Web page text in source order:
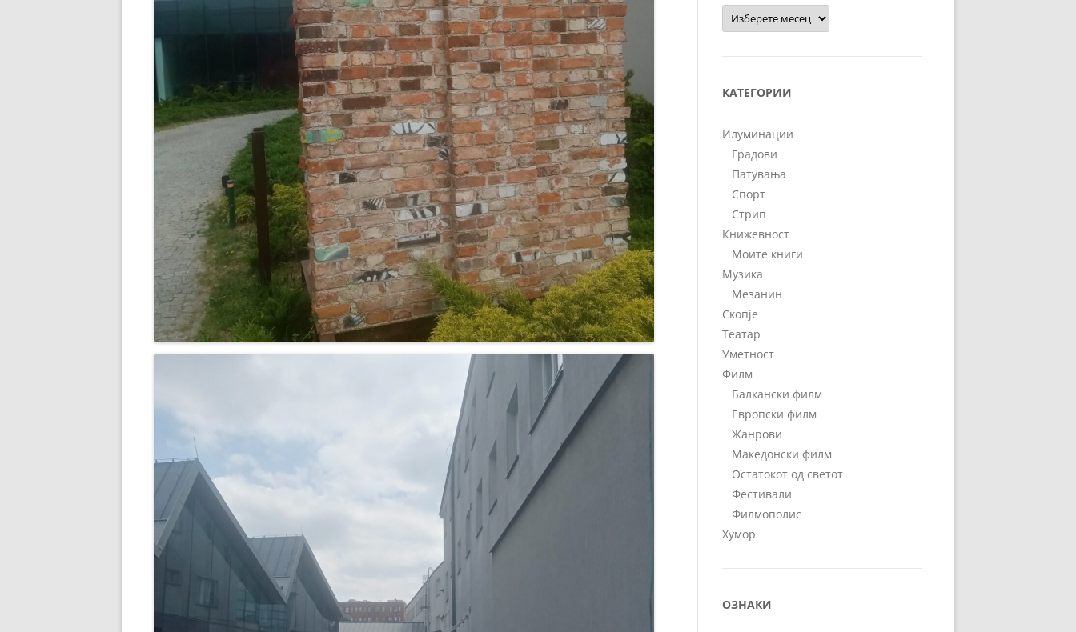
Архиви
КАТЕГОРИИ
Илуминации
Градови
Патувања
Спорт
Стрип
Книжевност
Моите книги
Музика
Мезанин
Скопје
Театар
Уметност
Филм
Балкански филм
Европски филм
Жанрови
Македонски филм
Остатокот од светот
Фестивали
Филмополис
Хумор
ОЗНАКИ